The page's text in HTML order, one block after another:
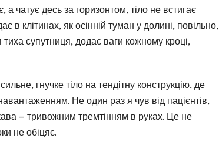
чатує десь за горизонтом, тіло не встигає
в клітинах, як осінній туман у долині, повільно,
супутниця, додає ваги кожному кроці,
гнучке тіло на тендітну конструкцію, де
Не один раз я чув від пацієнтів,
— тривожним тремтінням в руках. Це не
не обіцяє.